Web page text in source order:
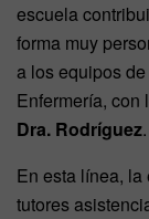
escuela
forma muy
a los equipos
Enfermería, con
Dra. Rodríguez.
En esta línea,
tutores